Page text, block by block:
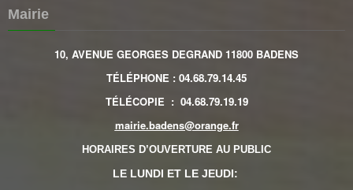
Mairie
10, AVENUE GEORGES DEGRAND 11800 BADENS
TÉLÉPHONE : 04.68.79.14.45
TÉLÉCOPIE : 04.68.79.19.19
mairie.badens@orange.fr
HORAIRES D’OUVERTURE AU PUBLIC
LE LUNDI ET LE JEUDI: